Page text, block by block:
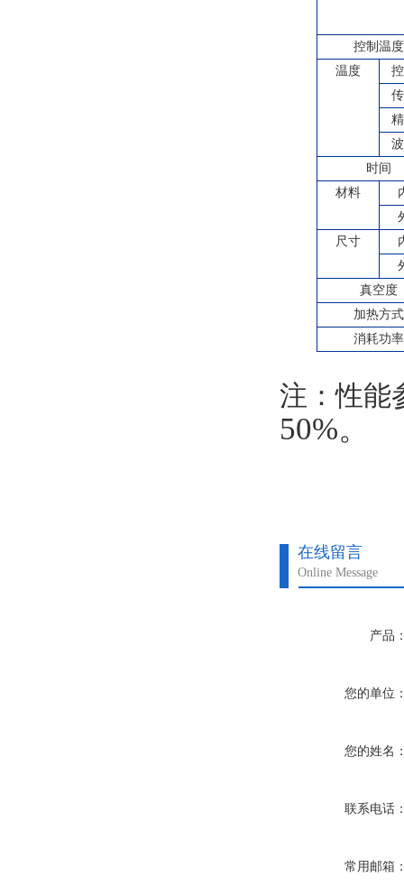
控制温度
温度
时间
材料
尺寸
真空度
加热方式
消耗功率
注：性能
50%。
在线留言
Online Message
产品
您的单位
您的姓名
联系电话
常用邮箱